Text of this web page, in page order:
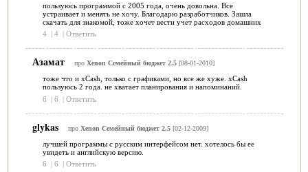
пользуюсь программой с 2005 года, очень довольна. Все
устраивает и менять не хочу. Благодарю разработчиков. Зашла
скачать для знакомой, тоже хочет вести учет расходов домашних
4 | 4 | Ответить
Азамат про Xenon Семейный бюджет 2.5[08-01-2010]
тоже что и xCash, только с графиками, но все же хуже. xCash
пользуюсь 2 года. не хватает планирования и напоминаний.
6
| 6 | Ответить
glykas про Xenon Семейный бюджет 2.5[02-12-2009]
лучшей программы с русским интерфейсом нет. хотелось бы ее
увидеть и английскую версию.
6
| 6 | Ответить